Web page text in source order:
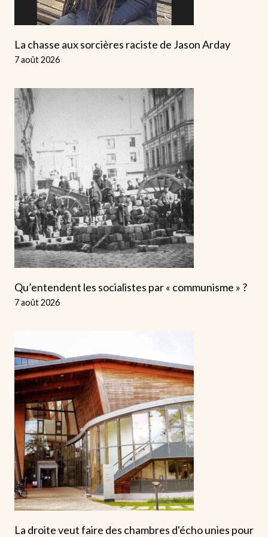
La chasse aux sorcières raciste de Jason Arday
7 août 2026
Qu’entendent les socialistes par « communisme » ?
7 août 2026
La droite veut faire des chambres d'écho unies pour